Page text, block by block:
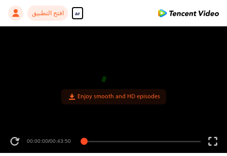
ar افتح التطبيق
00:00:00/00:43:50